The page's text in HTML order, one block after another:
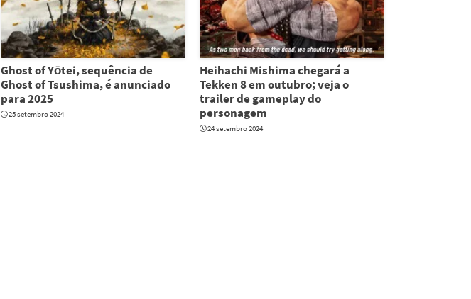
Ghost of Yōtei, sequência de
Ghost of Tsushima, é anunciado
para 2025
25 setembro 2024
Heihachi Mishima chegará a
Tekken 8 em outubro; veja o
trailer de gameplay do
personagem
24 setembro 2024